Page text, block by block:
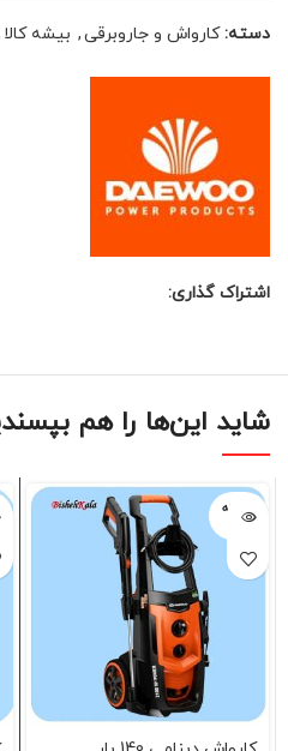
دسته: کارواش و جاروبرقی, بیشه کالا
اشتراک گذاری:
شاید این‌ها را هم
فروخته
شده